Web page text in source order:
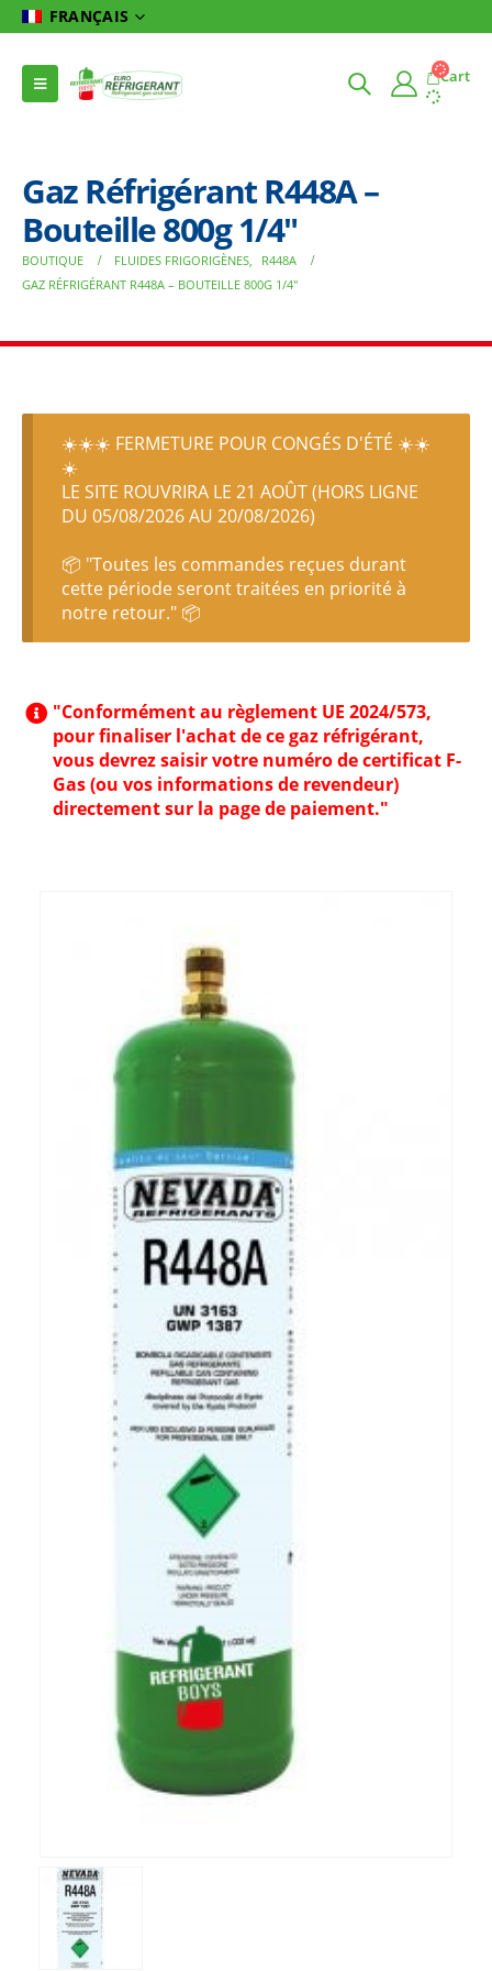
FRANÇAIS
Cart
Gaz Réfrigérant R448A –
Bouteille 800g 1/4″
BOUTIQUE FLUIDES FRIGORIGÈNES,
R448A
GAZ RÉFRIGÉRANT R448A – BOUTEILLE 800G 1/4″
☀️☀️☀️ FERMETURE POUR CONGÉS D'ÉTÉ ☀️☀️
☀️
LE SITE ROUVRIRA LE 21 AOÛT (HORS LIGNE
DU 05/08/2026 AU 20/08/2026)
📦 "Toutes les commandes reçues durant
cette période seront traitées en priorité à
notre retour." 📦
"Conformément au règlement UE 2024/573,
pour finaliser l'achat de ce gaz réfrigérant,
vous devrez saisir votre numéro de certificat F-
Gas (ou vos informations de revendeur)
directement sur la page de paiement."